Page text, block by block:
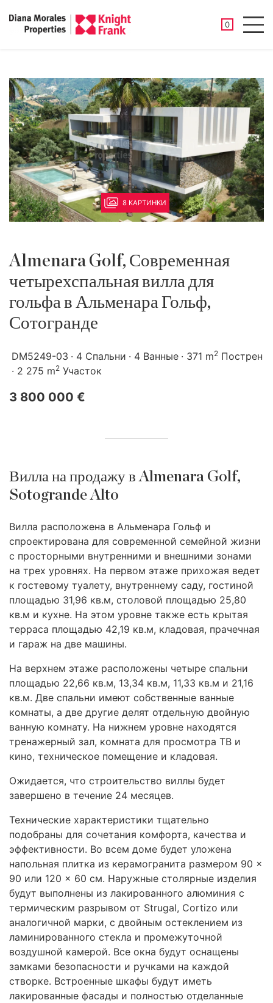
0
8 КАРТИНКИ
Almenara Golf, Современная
четырехспальная вилла для
гольфа в Альменара Гольф,
Сотогранде
DM5249-03 4 Спальни 4 Ванные 371 m2 Пострен
2 275 m2 Участок
3 800 000 €
Вилла на продажу в Almenara Golf,
Sotogrande Alto
Вилла расположена в Альменара Гольф и
спроектирована для современной семейной жизни
с просторными внутренними и внешними зонами
на трех уровнях. На первом этаже прихожая ведет
к гостевому туалету, внутреннему саду, гостиной
площадью 31,96 кв.м, столовой площадью 25,80
кв.м и кухне. На этом уровне также есть крытая
терраса площадью 42,19 кв.м, кладовая, прачечная
и гараж на две машины.
На верхнем этаже расположены четыре спальни
площадью 22,66 кв.м, 13,34 кв.м, 11,33 кв.м и 21,16
кв.м. Две спальни имеют собственные ванные
комнаты, а две другие делят отдельную двойную
ванную комнату. На нижнем уровне находятся
тренажерный зал, комната для просмотра ТВ и
кино, техническое помещение и кладовая.
Ожидается, что строительство виллы будет
завершено в течение 24 месяцев.
Технические характеристики тщательно
подобраны для сочетания комфорта, качества и
эффективности. Во всем доме будет уложена
напольная плитка из керамогранита размером 90 ×
90 или 120 × 60 см. Наружные столярные изделия
будут выполнены из лакированного алюминия с
термическим разрывом от Strugal, Cortizo или
аналогичной марки, с двойным остеклением из
ламинированного стекла и промежуточной
воздушной камерой. Все окна будут оснащены
замками безопасности и ручками на каждой
створке. Встроенные шкафы будут иметь
лакированные фасады и полностью отделанные